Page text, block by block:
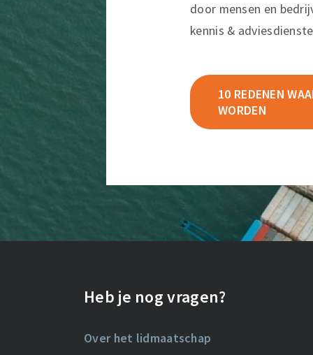
door mensen en
kennis &
10 REDENEN
WORDEN
Heb je nog vragen?
Over het lidmaatschap